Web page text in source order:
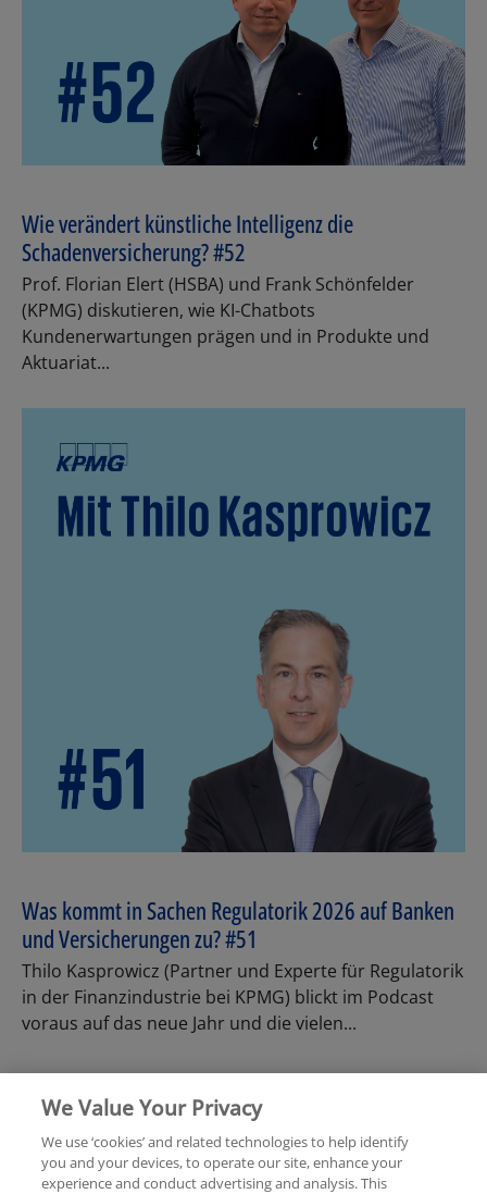
Wie verändert künstliche Intelligenz die
Schadenversicherung? #52
Prof. Florian Elert (HSBA) und Frank Schönfelder
(KPMG) diskutieren, wie KI-Chatbots
Kundenerwartungen prägen und in Produkte und
Aktuariat...
Was kommt in Sachen Regulatorik 2026 auf Banken
und Versicherungen zu? #51
Thilo Kasprowicz (Partner und Experte für Regulatorik
in der Finanzindustrie bei KPMG) blickt im Podcast
voraus auf das neue Jahr und die vielen...
We Value Your Privacy
We use ‘cookies’ and related technologies to help identify
you and your devices, to operate our site, enhance your
experience and conduct advertising and analysis. This